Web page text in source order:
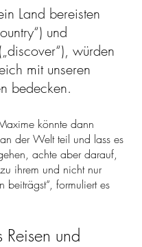
Land bereisten
und
würden
mit unseren
bedecken.
könnte dann
der Welt teil und lass es
achte aber darauf,
ihrem und nicht nur
beiträgst“, formuliert es
Reisen und